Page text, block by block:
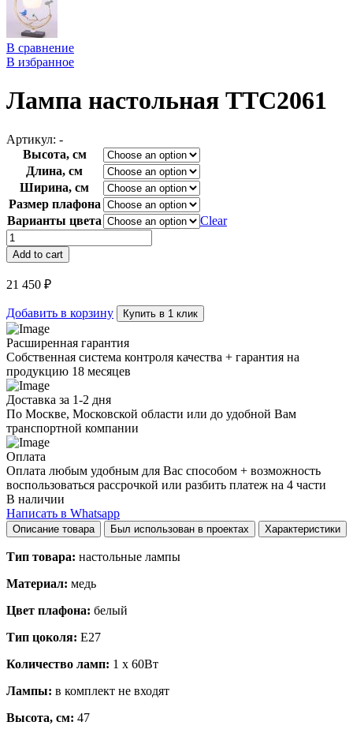
В сравнение
В избранное
Лампа настольная TTC2061
Артикул: -
Высота, см
Длина, см
Ширина, см
Размер плафона
Варианты цвета
Clear
Лампа
настольная
TTC2061
quantity
Add to cart
21 450 ₽
Добавить в корзину Купить в 1 клик
Расширенная гарантия
Собственная система контроля качества + гарантия на
продукцию 18 месяцев
Доставка за 1-2 дня
По Москве, Московской области или до удобной Вам
транспортной компании
Оплата
Оплата любым удобным для Вас способом + возможность
воспользоваться рассрочкой или разбить платеж на 4 части
В наличии
Написать в Whatsapp
Описание товара Был использован в проектах Характеристики
Тип товара: настольные лампы
Материал: медь
Цвет плафона: белый
Тип цоколя: E27
Количество ламп: 1 x 60Вт
Лампы: в комплект не входят
Высота, см: 47